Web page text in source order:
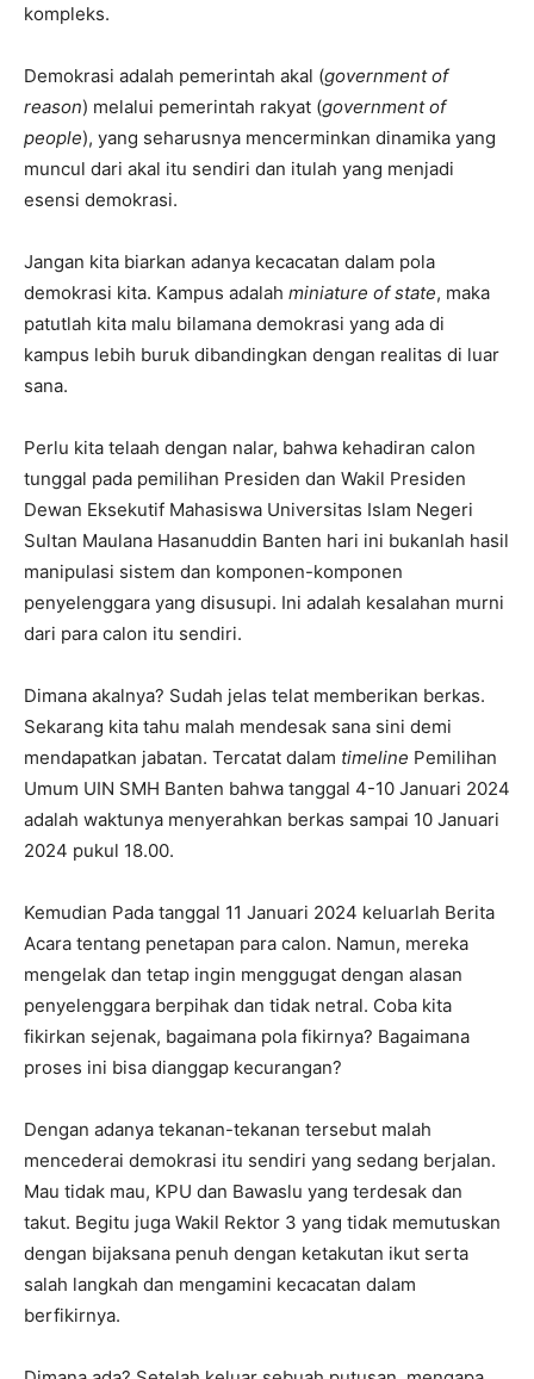
kompleks.
Demokrasi adalah pemerintah akal (government of
reason) melalui pemerintah rakyat (government of
people), yang seharusnya mencerminkan dinamika yang
muncul dari akal itu sendiri dan itulah yang menjadi
esensi demokrasi.
Jangan kita biarkan adanya kecacatan dalam pola
demokrasi kita. Kampus adalah miniature of state, maka
patutlah kita malu bilamana demokrasi yang ada di
kampus lebih buruk dibandingkan dengan realitas di luar
sana.
Perlu kita telaah dengan nalar, bahwa kehadiran calon
tunggal pada pemilihan Presiden dan Wakil Presiden
Dewan Eksekutif Mahasiswa Universitas Islam Negeri
Sultan Maulana Hasanuddin Banten hari ini bukanlah hasil
manipulasi sistem dan komponen-komponen
penyelenggara yang disusupi. Ini adalah kesalahan murni
dari para calon itu sendiri.
Dimana akalnya? Sudah jelas telat memberikan berkas.
Sekarang kita tahu malah mendesak sana sini demi
mendapatkan jabatan. Tercatat dalam timeline Pemilihan
Umum UIN SMH Banten bahwa tanggal 4-10 Januari 2024
adalah waktunya menyerahkan berkas sampai 10 Januari
2024 pukul 18.00.
Kemudian Pada tanggal 11 Januari 2024 keluarlah Berita
Acara tentang penetapan para calon. Namun, mereka
mengelak dan tetap ingin menggugat dengan alasan
penyelenggara berpihak dan tidak netral. Coba kita
fikirkan sejenak, bagaimana pola fikirnya? Bagaimana
proses ini bisa dianggap kecurangan?
Dengan adanya tekanan-tekanan tersebut malah
mencederai demokrasi itu sendiri yang sedang berjalan.
Mau tidak mau, KPU dan Bawaslu yang terdesak dan
takut. Begitu juga Wakil Rektor 3 yang tidak memutuskan
dengan bijaksana penuh dengan ketakutan ikut serta
salah langkah dan mengamini kecacatan dalam
berfikirnya.